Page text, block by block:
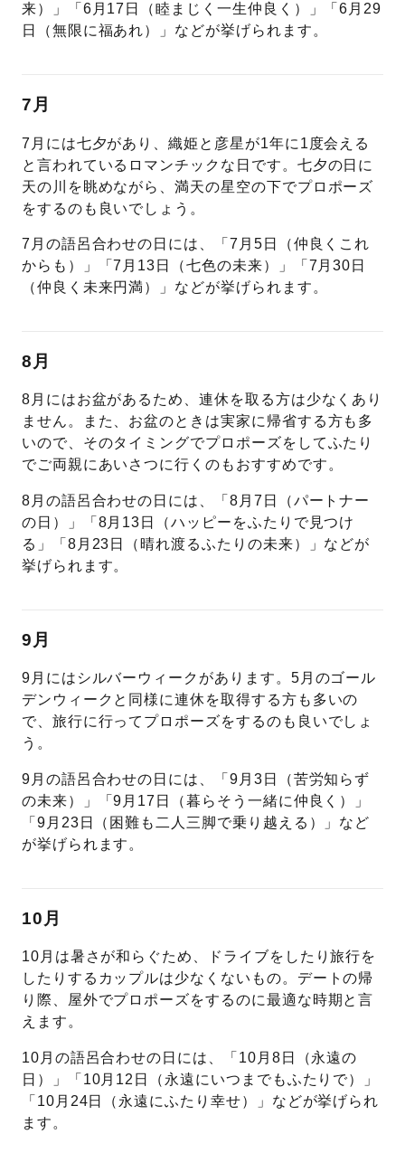
来）」「6月17日（睦まじく一生仲良く）」「6月29
日（無限に福あれ）」などが挙げられます。
7月
7月には七夕があり、織姫と彦星が1年に1度会える
と言われているロマンチックな日です。七夕の日に
天の川を眺めながら、満天の星空の下でプロポーズ
をするのも良いでしょう。
7月の語呂合わせの日には、「7月5日（仲良くこれ
からも）」「7月13日（七色の未来）」「7月30日
（仲良く未来円満）」などが挙げられます。
8月
8月にはお盆があるため、連休を取る方は少なくあり
ません。また、お盆のときは実家に帰省する方も多
いので、そのタイミングでプロポーズをしてふたり
でご両親にあいさつに行くのもおすすめです。
8月の語呂合わせの日には、「8月7日（パートナー
の日）」「8月13日（ハッピーをふたりで見つけ
る」「8月23日（晴れ渡るふたりの未来）」などが
挙げられます。
9月
9月にはシルバーウィークがあります。5月のゴール
デンウィークと同様に連休を取得する方も多いの
で、旅行に行ってプロポーズをするのも良いでしょ
う。
9月の語呂合わせの日には、「9月3日（苦労知らず
の未来）」「9月17日（暮らそう一緒に仲良く）」
「9月23日（困難も二人三脚で乗り越える）」など
が挙げられます。
10月
10月は暑さが和らぐため、ドライブをしたり旅行を
したりするカップルは少なくないもの。デートの帰
り際、屋外でプロポーズをするのに最適な時期と言
えます。
10月の語呂合わせの日には、「10月8日（永遠の
日）」「10月12日（永遠にいつまでもふたりで）」
「10月24日（永遠にふたり幸せ）」などが挙げられ
ます。